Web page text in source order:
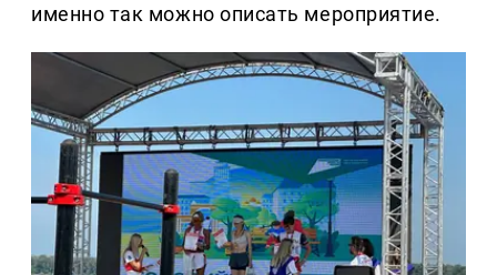
именно так можно описать мероприятие.